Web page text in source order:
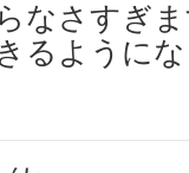
なさすぎ
るように